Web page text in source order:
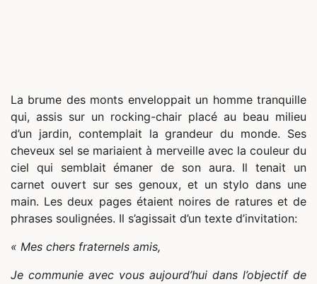
La brume des monts enveloppait un homme tranquille
qui, assis sur un rocking-chair placé au beau milieu
d’un jardin, contemplait la grandeur du monde. Ses
cheveux sel se mariaient à merveille avec la couleur du
ciel qui semblait émaner de son aura. Il tenait un
carnet ouvert sur ses genoux, et un stylo dans une
main. Les deux pages étaient noires de ratures et de
phrases soulignées. Il s’agissait d’un texte d’invitation:
« Mes chers fraternels amis,
Je communie avec vous aujourd’hui dans l’objectif de